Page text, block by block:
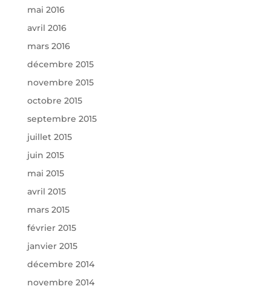
mai 2016
avril 2016
mars 2016
décembre 2015
novembre 2015
octobre 2015
septembre 2015
juillet 2015
juin 2015
mai 2015
avril 2015
mars 2015
février 2015
janvier 2015
décembre 2014
novembre 2014